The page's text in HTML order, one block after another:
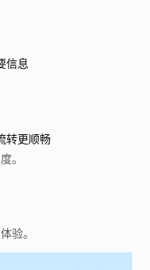
信息
转更顺畅
。
验。